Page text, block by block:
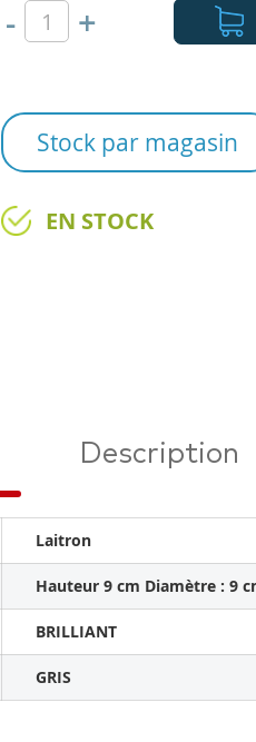
- +
Stock par magasin
EN STOCK
Laitron
Hauteur 9 cm Diamètre : 9
BRILLIANT
GRIS
Description